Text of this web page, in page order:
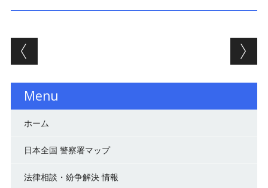
投稿ナビゲーション
Menu
ホーム
日本全国 警察署マップ
法律相談・紛争解決 情報